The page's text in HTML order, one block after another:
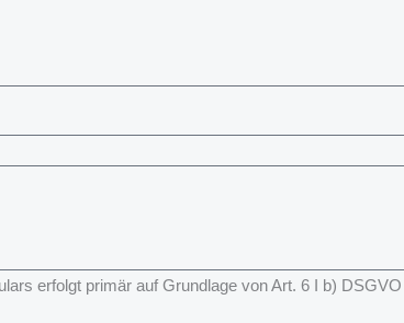
erfolgt primär auf Grundlage von Art. 6 I b)